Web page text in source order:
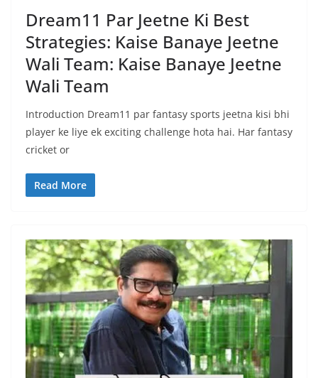
Dream11 Par Jeetne Ki Best
Strategies: Kaise Banaye Jeetne
Wali Team: Kaise Banaye Jeetne
Wali Team
Introduction Dream11 par fantasy sports jeetna kisi bhi
player ke liye ek exciting challenge hota hai. Har fantasy
cricket or
Read More